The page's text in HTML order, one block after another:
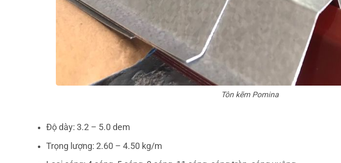
Tôn kẽm Pomina
Độ dày: 3.2 – 5.0 dem
Trọng lượng: 2.60 – 4.50 kg/m